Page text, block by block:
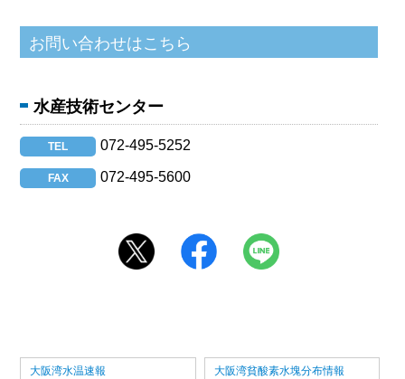
水産技術センター
TEL 072-495-5252
FAX 072-495-5600
大阪湾水温速報 大阪湾貧酸素水塊分布情報